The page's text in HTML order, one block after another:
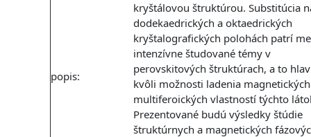
popis:
kryštálovou štruktúrou. Substitúcia
dodekaedrických a oktaedrických
kryštalografických polohách patrí
intenzívne študované témy v
perovskitových štruktúrach, a to
kvôli možnosti ladenia
multiferoických vlastností týchto
Prezentované budú výsledky štúdie
štruktúrnych a magnetických